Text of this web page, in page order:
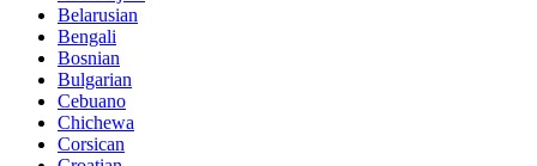
Belarusian
Bengali
Bosnian
Bulgarian
Cebuano
Chichewa
Corsican